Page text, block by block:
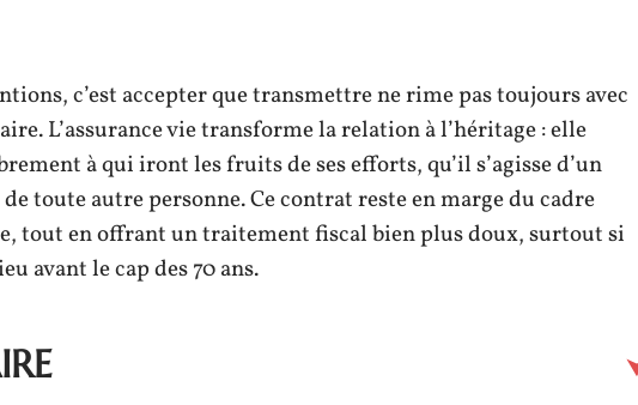
c’est accepter que transmettre ne rime pas toujours avec
L’assurance vie transforme la relation à l’héritage : elle
à qui iront les fruits de ses efforts, qu’il s’agisse d’un
toute autre personne. Ce contrat reste en marge du cadre
tout en offrant un traitement fiscal bien plus doux, surtout si
avant le cap des 70 ans.